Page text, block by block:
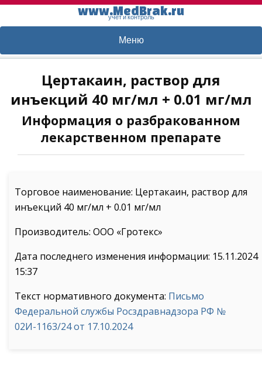
www.MedBrak.ru
учет и контроль
Меню
Цертакаин, раствор для
инъекций 40 мг/мл + 0.01 мг/мл
Информация о разбракованном
лекарственном препарате
Торговое наименование: Цертакаин, раствор для
инъекций 40 мг/мл + 0.01 мг/мл
Производитель: ООО «Гротекс»
Дата последнего изменения информации: 15.11.2024
15:37
Текст нормативного документа: Письмо
Федеральной службы Росздравнадзора РФ №
02И-1163/24 от 17.10.2024